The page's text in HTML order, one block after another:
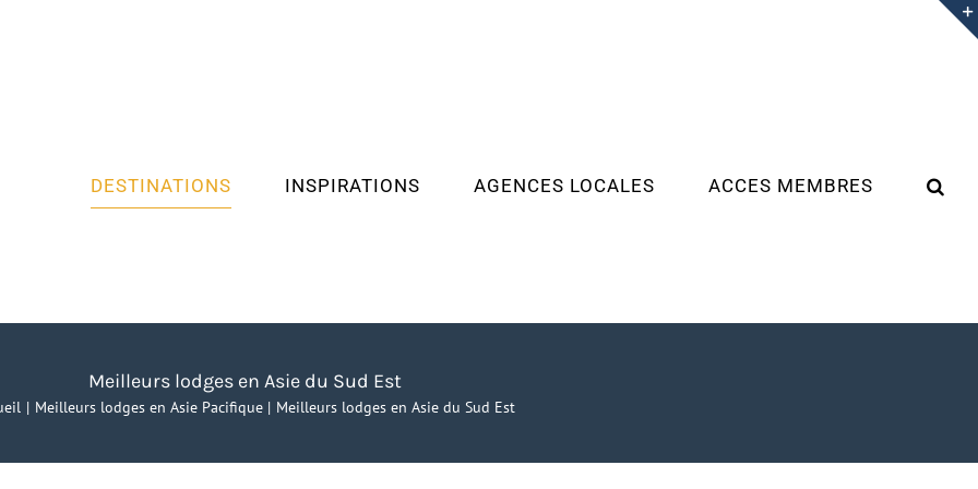
DESTINATIONS INSPIRATIONS AGENCES LOCALES ACCES MEMBRES
Meilleurs lodges en Asie du Sud Est
Meilleurs lodges en Asie Pacifique Meilleurs lodges en Asie du Sud Est